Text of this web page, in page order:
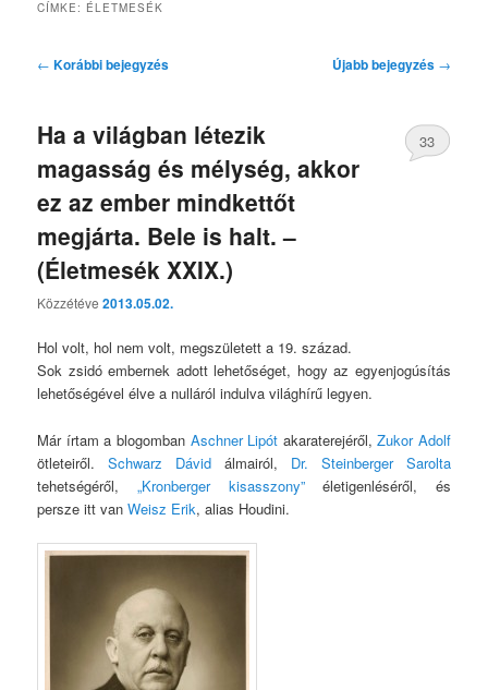
CÍMKE: ÉLETMESÉK
Bejegyzés
← Korábbi bejegyzés Újabb bejegyzés →
Ha a világban létezik
magasság és mélység, akkor
ez az ember mindkettőt
megjárta. Bele is halt. –
(Életmesék XXIX.)
Közzétéve2013.05.02.
33
Hol volt, hol nem volt, megszületett a 19. század.
Sok zsidó embernek adott lehetőséget, hogy az egyenjogúsítás
lehetőségével élve a nulláról indulva világhírű legyen.
Már írtam a blogomban Aschner Lipót akaraterejéről,Zukor Adolf
ötleteiről.Schwarz Dávid álmairól, Dr. Steinberger Sarolta
tehetségéről, „Kronberger kisasszony”életigenléséről, és
persze itt vanWeisz Erik, alias Houdini.